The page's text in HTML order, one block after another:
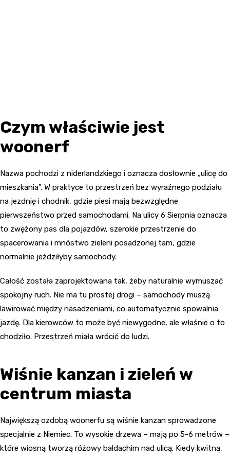
Czym właściwie jest
woonerf
Nazwa pochodzi z niderlandzkiego i oznacza dosłownie „ulicę do
mieszkania”. W praktyce to przestrzeń bez wyraźnego podziału
na jezdnię i chodnik, gdzie piesi mają bezwzględne
pierwszeństwo przed samochodami. Na ulicy 6 Sierpnia oznacza
to zwężony pas dla pojazdów, szerokie przestrzenie do
spacerowania i mnóstwo zieleni posadzonej tam, gdzie
normalnie jeździłyby samochody.
Całość została zaprojektowana tak, żeby naturalnie wymuszać
spokojny ruch. Nie ma tu prostej drogi – samochody muszą
lawirować między nasadzeniami, co automatycznie spowalnia
jazdę. Dla kierowców to może być niewygodne, ale właśnie o to
chodziło. Przestrzeń miała wrócić do ludzi.
Wiśnie kanzan i zieleń w
centrum miasta
Największą ozdobą woonerfu są wiśnie kanzan sprowadzone
specjalnie z Niemiec. To wysokie drzewa – mają po 5-6 metrów –
które wiosną tworzą różowy baldachim nad ulicą. Kiedy kwitną,